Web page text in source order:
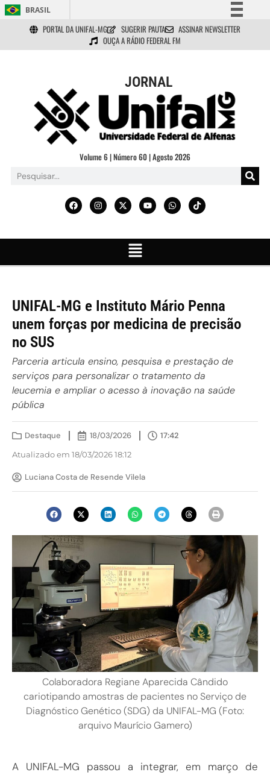
BRASIL
Simplifique!
Comunica BR
Acesso à informação
Legislação
Canais
PORTAL DA UNIFAL-MG SUGERIR PAUTA
ASSINAR NEWSLETTER
OUÇA A RÁDIO FEDERAL FM
JORNAL
Volume 6 | Número 60 | Agosto 2026
UNIFAL-MG e Instituto Mário Penna
unem forças por medicina de precisão
no SUS
Parceria articula ensino, pesquisa e prestação de
serviços para personalizar o tratamento da
leucemia e ampliar o acesso à inovação na saúde
pública
Destaque 18/03/2026 17:42
Atualizado em 18/03/2026 18:12
Luciana Costa de Resende Vilela
Colaboradora Regiane Aparecida Cândido
cariotipando amostras de pacientes no Serviço de
Diagnóstico Genético (SDG) da UNIFAL-MG (Foto:
arquivo Maurício Gamero)
A UNIFAL-MG passou a integrar, em março de